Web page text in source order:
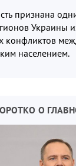
признана
Украины
конфликтов
населением.
О